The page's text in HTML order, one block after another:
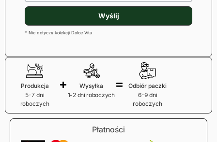
Wyślij
* Nie dotyczy kolekcji Dolce Vita
Produkcja
5-7 dni
roboczych
Wysyłka
1-2 dni roboczych
Odbiór paczki
6-9 dni
roboczych
Płatności